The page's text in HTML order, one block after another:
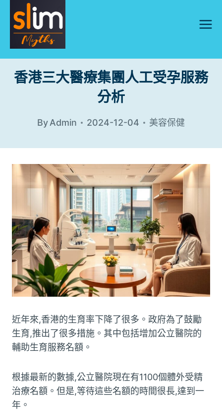
content
香港三大醫療集團人工受孕服務
分析
ByAdmin 2024-12-04 美容保健
近年來,香港的生育率下降了很多。政府為了鼓勵
生育,推出了很多措施。其中包括增加公立醫院的
輔助生育服務名額。
根據最新的數據,公立醫院現在有1100個體外受精
治療名額。但是,等待這些名額的時間很長,達到一
年。